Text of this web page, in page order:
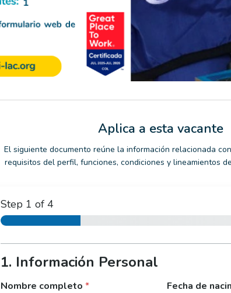
Aplica a esta vacante
El siguiente documento reúne la información relacionada
requisitos del perfil, funciones, condiciones y lineamientos
Step 1 of 4
1. Información Personal
Nombre completo * Fecha de